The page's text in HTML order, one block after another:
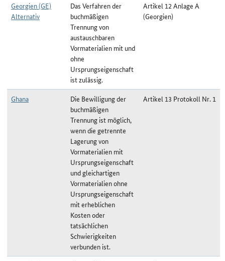
Georgien (GE)
Alternativ
Das Verfahren der
buchmäßigen
Trennung von
austauschbaren
Vormaterialien mit und
ohne
Ursprungseigenschaft
ist zulässig.
Artikel 12 Anlage A
(Georgien)
Ghana
Die Bewilligung der
buchmäßigen
Trennung ist möglich,
wenn die getrennte
Lagerung von
Vormaterialien mit
Ursprungseigenschaft
und gleichartigen
Vormaterialien ohne
Ursprungseigenschaft
mit erheblichen
Kosten oder
tatsächlichen
Schwierigkeiten
verbunden ist.
Artikel 13 Protokoll Nr. 1